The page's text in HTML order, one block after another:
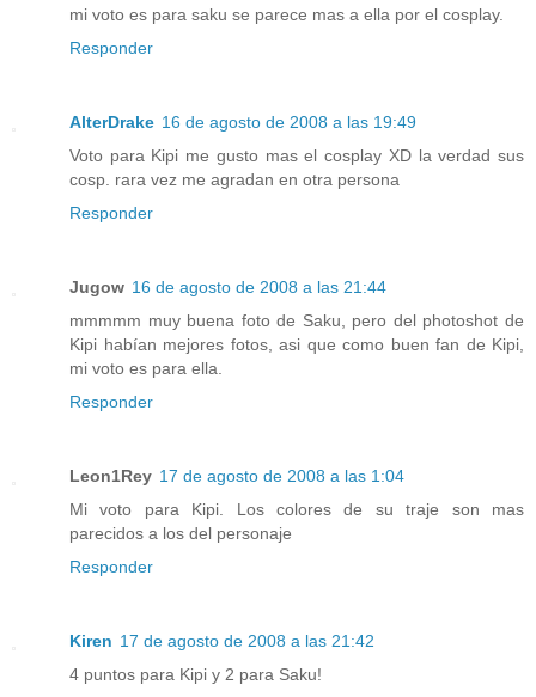
mi voto es para saku se parece mas a ella por el cosplay.
Responder
AlterDrake 16 de agosto de 2008 a las 19:49
Voto para Kipi me gusto mas el cosplay XD la verdad sus
cosp. rara vez me agradan en otra persona
Responder
Jugow 16 de agosto de 2008 a las 21:44
mmmmm muy buena foto de Saku, pero del photoshot de
Kipi habían mejores fotos, asi que como buen fan de Kipi,
mi voto es para ella.
Responder
Leon1Rey 17 de agosto de 2008 a las 1:04
Mi voto para Kipi. Los colores de su traje son mas
parecidos a los del personaje
Responder
Kiren 17 de agosto de 2008 a las 21:42
4 puntos para Kipi y 2 para Saku!